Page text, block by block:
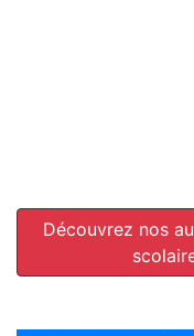
Découvrez nos